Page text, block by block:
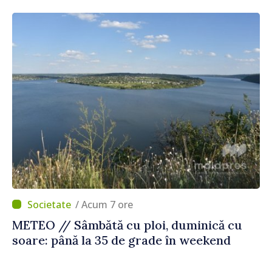
/ Acum 7 ore
METEO // Sâmbătă cu ploi, duminică cu
soare: până la 35 de grade în weekend